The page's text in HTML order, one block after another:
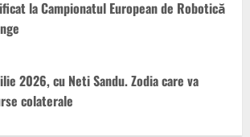
la Campionatul European de Robotică
2026, cu Neti Sandu. Zodia care va
colaterale